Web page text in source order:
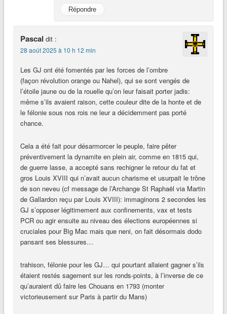
Répondre
Pascal dit :
28 août 2025 à 10 h 12 min
Les GJ ont été fomentés par les forces de l’ombre
(façon révolution orange ou Nahel), qui se sont vengés de
l’étoile jaune ou de la rouelle qu’on leur faisait porter jadis:
même s’ils avaient raison, cette couleur dite de la honte et de
le félonie sous nos rois ne leur a décidemment pas porté
chance.
Cela a été fait pour désarmorcer le peuple, faire pêter
préventivement la dynamite en plein air, comme en 1815 qui,
de guerre lasse, a accepté sans rechigner le retour du fat et
gros Louis XVIII qui n’avait aucun charisme et usurpait le trône
de son neveu (cf message de l’Archange St Raphaël via Martin
de Gallardon reçu par Louis XVIII): immaginons 2 secondes les
GJ s’opposer légitimement aux confinements, vax et tests
PCR ou agir ensuite au niveau des élections européennes si
cruciales pour Big Mac mais que neni, on fait désormais dodo
pansant ses blessures…
trahison, félonie pour les GJ… qui pourtant allaient gagner s’ils
étaient restés sagement sur les ronds-points, à l’inverse de ce
qu’auraient dû faire les Chouans en 1793 (monter
victorieusement sur Paris à partir du Mans)